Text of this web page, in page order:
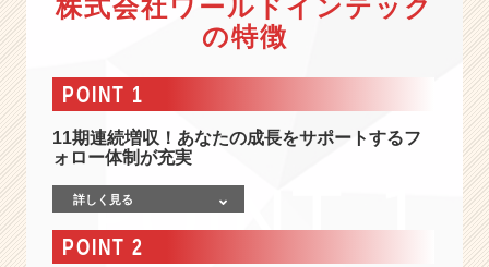
報
価
値
の
株式会社ワールドインテック
の特徴
POINT 1
11期連続増収！あなたの成長をサポートするフ
ォロー体制が充実
詳しく見る
POINT 2